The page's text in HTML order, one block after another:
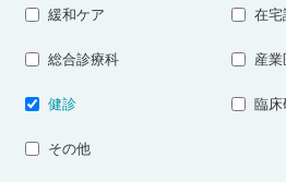
緩和ケア 在宅
総合診療科 産業
健診 臨床
その他